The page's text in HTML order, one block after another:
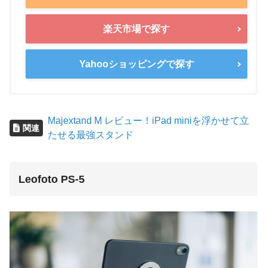
楽天市場で探す
Yahooショッピングで探す
関連
Majextand M レビュー！iPad miniを浮かせて立
たせる最強スタンド
Leofoto PS-5